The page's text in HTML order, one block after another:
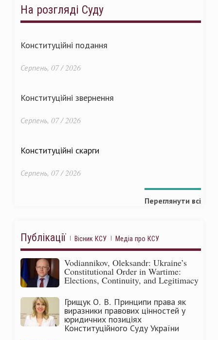
На розгляді Суду
Конституційні подання
Серпень, 07 / 2026
Конституційні звернення
Серпень, 07 / 2026
Конституційні скарги
Серпень, 07 / 2026
Переглянути всі
Публікації Вісник КСУ Медіа про КСУ
Vodiannikov, Oleksandr: Ukraine’s
Constitutional Order in Wartime:
Elections, Continuity, and Legitimacy
Грищук О. В. Принципи права як
виразники правових цінностей у
юридичних позиціях
Конституційного Суду України